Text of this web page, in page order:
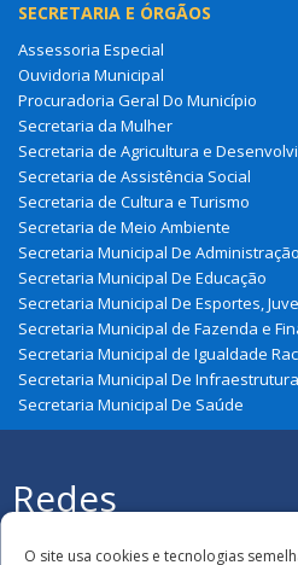
SECRETARIA E ÓRGÃOS
Assessoria Especial
Ouvidoria Municipal
Procuradoria Geral Do Município
Secretaria da Mulher
Secretaria de Agricultura e
Secretaria de Assistência Social
Secretaria de Cultura e Turismo
Secretaria de Meio Ambiente
Secretaria Municipal De Administração
Secretaria Municipal De Educação
Secretaria Municipal De Esportes,
Secretaria Municipal de Fazenda e
Secretaria Municipal de Igualdade
Secretaria Municipal De Infraestrutura
Secretaria Municipal De Saúde
Redes
Sociais
Municipal
O site usa cookies e tecnologias